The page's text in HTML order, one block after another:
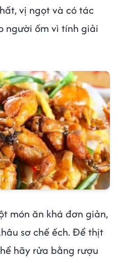
vị ngọt và có tác
người ốm vì tính giải
món ăn khá đơn giản,
sơ chế ếch. Để thịt
hãy rửa bằng rượu